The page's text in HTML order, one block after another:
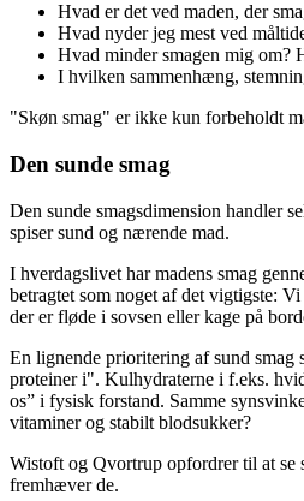
Hvad er det ved maden, der
Hvad nyder jeg mest ved
Hvad minder smagen mig om?
I hvilken sammenhæng,
"Skøn smag" er ikke kun forbeholdt
Den sunde smag
Den sunde smagsdimension handler
spiser sund og nærende mad.
I hverdagslivet har madens smag
betragtet som noget af det vigtigste:
der er fløde i sovsen eller kage på
En lignende prioritering af sund smag
proteiner i". Kulhydraterne i f.eks.
os” i fysisk forstand. Samme
vitaminer og stabilt blodsukker?
Wistoft og Qvortrup opfordrer til at se
fremhæver de.